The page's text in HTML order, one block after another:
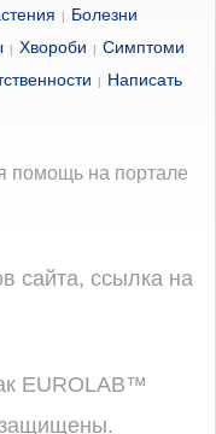
|
Болезни
| Хвороби | Симптоми
|
Написать
помощь на портале
сайта, ссылка на
EUROLAB™
защищены.